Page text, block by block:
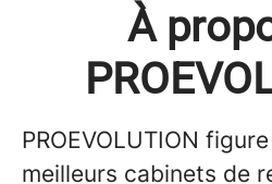
À
PROEVOLUTION
meilleurs cabinets de